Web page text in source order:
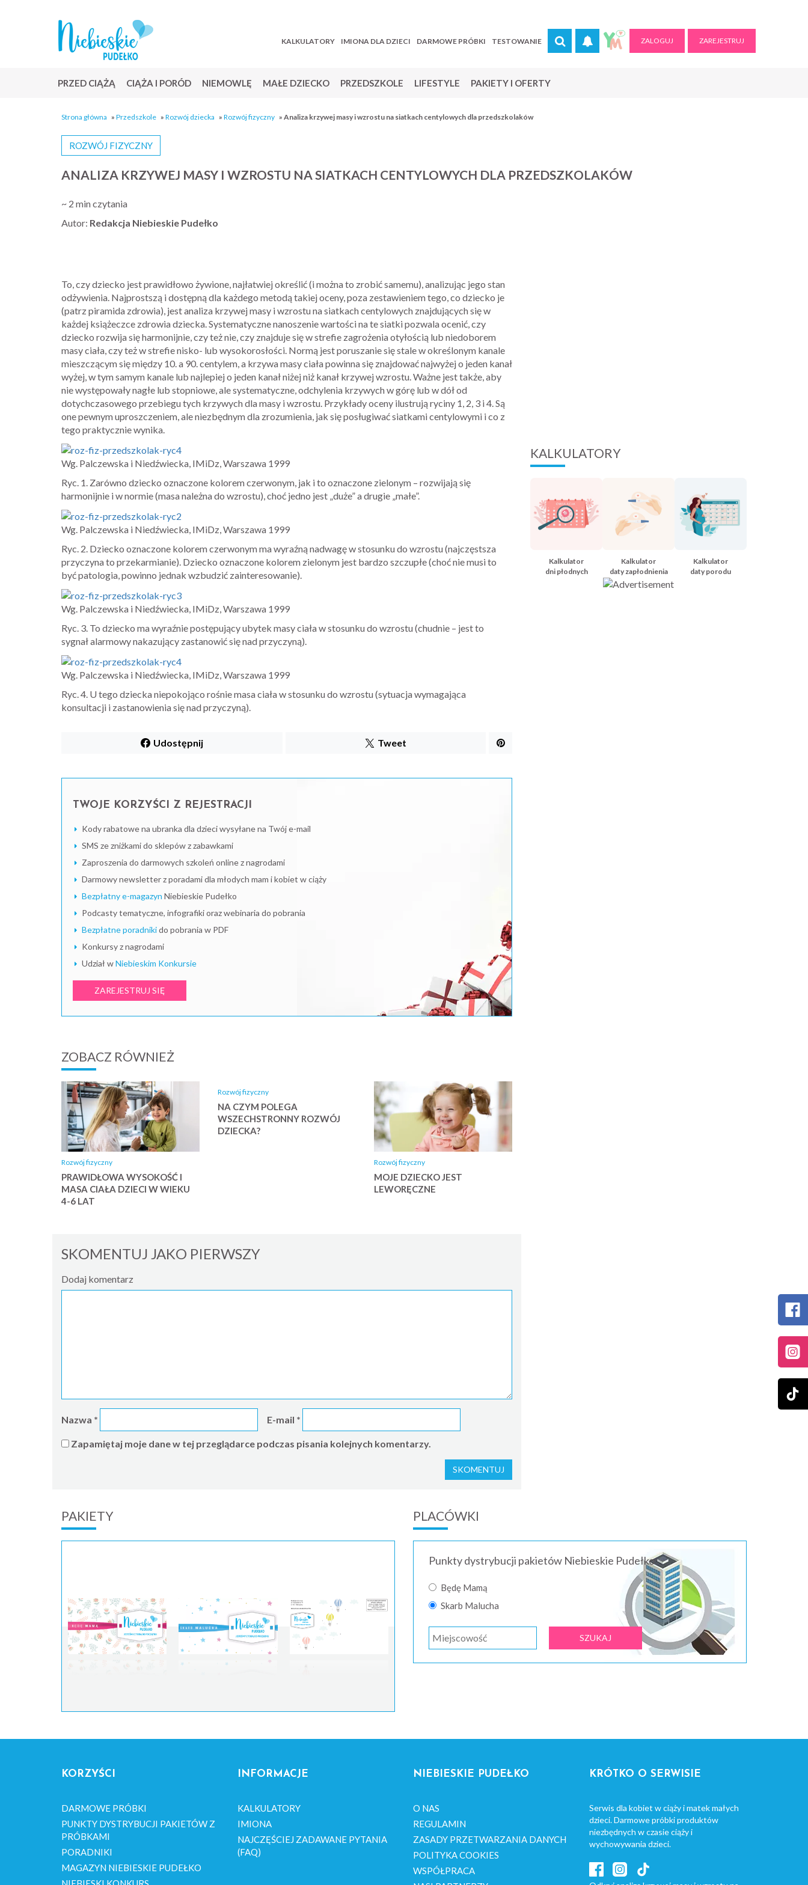
KALKULATORY IMIONA DLA DZIECI DARMOWE PRÓBKI TESTOWANIE ZALOGUJ ZAREJESTRUJ
PRZED CIĄŻĄ CIĄŻA I PORÓD NIEMOWLĘ MAŁE DZIECKO PRZEDSZKOLE LIFESTYLE PAKIETY I OFERTY
Strona główna » Przedszkole » Rozwój dziecka » Rozwój fizyczny » Analiza krzywej masy i wzrostu na siatkach centylowych dla przedszkolaków
ANALIZA KRZYWEJ MASY I WZROSTU NA SIATKACH CENTYLOWYCH DLA PRZEDSZKOLAKÓW
ROZWÓJ FIZYCZNY
~ 2 min czytania
Autor: Redakcja Niebieskie Pudełko
To, czy dziecko jest prawidłowo żywione, najłatwiej określić (i można to zrobić samemu), analizując jego stan
odżywienia. Najprostszą i dostępną dla każdego metodą takiej oceny, poza zestawieniem tego, co dziecko je
(patrz piramida zdrowia), jest analiza krzywej masy i wzrostu na siatkach centylowych znajdujących się w
każdej książeczce zdrowia dziecka. Systematyczne nanoszenie wartości na te siatki pozwala ocenić, czy
dziecko rozwija się harmonijnie, czy też nie, czy znajduje się w strefie zagrożenia otyłością lub niedoborem
masy ciała, czy też w strefie nisko- lub wysokorosłości. Normą jest poruszanie się stale w określonym kanale
mieszczącym się między 10. a 90. centylem, a krzywa masy ciała powinna się znajdować najwyżej o jeden kanał
wyżej, w tym samym kanale lub najlepiej o jeden kanał niżej niż kanał krzywej wzrostu. Ważne jest także, aby
nie występowały nagłe lub stopniowe, ale systematyczne, odchylenia krzywych w górę lub w dół od
dotychczasowego przebiegu tych krzywych dla masy i wzrostu. Przykłady oceny ilustrują ryciny 1, 2, 3 i 4. Są
one pewnym uproszczeniem, ale niezbędnym dla zrozumienia, jak się posługiwać siatkami centylowymi i co z
tego praktycznie wynika.
Wg. Palczewska i Niedźwiecka, IMiDz, Warszawa 1999
Ryc. 1. Zarówno dziecko oznaczone kolorem czerwonym, jak i to oznaczone zielonym – rozwijają się
harmonijnie i w normie (masa należna do wzrostu), choć jedno jest „duże” a drugie „małe”.
Wg. Palczewska i Niedźwiecka, IMiDz, Warszawa 1999
Ryc. 2. Dziecko oznaczone kolorem czerwonym ma wyraźną nadwagę w stosunku do wzrostu (najczęstsza
przyczyna to przekarmianie). Dziecko oznaczone kolorem zielonym jest bardzo szczupłe (choć nie musi to
być patologia, powinno jednak wzbudzić zainteresowanie).
Wg. Palczewska i Niedźwiecka, IMiDz, Warszawa 1999
Ryc. 3. To dziecko ma wyraźnie postępujący ubytek masy ciała w stosunku do wzrostu (chudnie – jest to
sygnał alarmowy nakazujący zastanowić się nad przyczyną).
Wg. Palczewska i Niedźwiecka, IMiDz, Warszawa 1999
Ryc. 4. U tego dziecka niepokojąco rośnie masa ciała w stosunku do wzrostu (sytuacja wymagająca
konsultacji i zastanowienia się nad przyczyną).
Udostępnij Tweet
TWOJE KORZYŚCI Z REJESTRACJI
Kody rabatowe na ubranka dla dzieci wysyłane na Twój e-mail
SMS ze zniżkami do sklepów z zabawkami
Zaproszenia do darmowych szkoleń online z nagrodami
Darmowy newsletter z poradami dla młodych mam i kobiet w ciąży
Bezpłatny e-magazyn Niebieskie Pudełko
Podcasty tematyczne, infografiki oraz webinaria do pobrania
Bezpłatne poradnikido pobrania w PDF
Konkursy z nagrodami
Udział wNiebieskim Konkursie
ZAREJESTRUJ SIĘ
ZOBACZ RÓWNIEŻ
Rozwój fizyczny
PRAWIDŁOWA WYSOKOŚĆ I
MASA CIAŁA DZIECI W WIEKU
4-6 LAT
Rozwój fizyczny
NA CZYM POLEGA
WSZECHSTRONNY ROZWÓJ
DZIECKA?
Rozwój fizyczny
MOJE DZIECKO JEST
LEWORĘCZNE
SKOMENTUJ JAKO PIERWSZY
Dodaj komentarz
Nazwa * E-mail *
Zapamiętaj moje dane w tej przeglądarce podczas pisania kolejnych komentarzy.
KALKULATORY
Kalkulator
dni płodnych
Kalkulator
daty zapłodnienia
Kalkulator
daty porodu
PAKIETY PLACÓWKI
Punkty dystrybucji pakietów Niebieskie Pudełko:
Będę Mamą
Skarb Malucha
KORZYŚCI
DARMOWE PRÓBKI
PUNKTY DYSTRYBUCJI PAKIETÓW Z
PRÓBKAMI
PORADNIKI
MAGAZYN NIEBIESKIE PUDEŁKO
INFORMACJE
KALKULATORY
IMIONA
NAJCZĘŚCIEJ ZADAWANE PYTANIA
(FAQ)
NIEBIESKIE PUDEŁKO
O NAS
REGULAMIN
ZASADY PRZETWARZANIA DANYCH
POLITYKA COOKIES
WSPÓŁPRACA
KRÓTKO O SERWISIE
Serwis dla kobiet w ciąży i matek małych
dzieci. Darmowe próbki produktów
niezbędnych w czasie ciąży i
wychowywania dzieci.